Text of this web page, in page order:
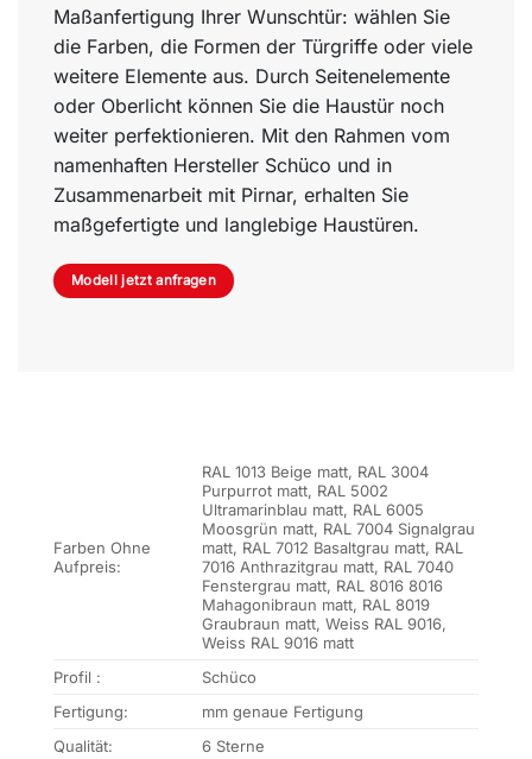
Maßanfertigung Ihrer Wunschtür: wählen Sie
die Farben, die Formen der Türgriffe oder viele
weitere Elemente aus. Durch Seitenelemente
oder Oberlicht können Sie die Haustür noch
weiter perfektionieren. Mit den Rahmen vom
namenhaften Hersteller Schüco und in
Zusammenarbeit mit Pirnar, erhalten Sie
maßgefertigte und langlebige Haustüren.
Modell jetzt anfragen
Farben Ohne
Aufpreis:
RAL 1013 Beige matt, RAL 3004
Purpurrot matt, RAL 5002
Ultramarinblau matt, RAL 6005
Moosgrün matt, RAL 7004 Signalgrau
matt, RAL 7012 Basaltgrau matt, RAL
7016 Anthrazitgrau matt, RAL 7040
Fenstergrau matt, RAL 8016 8016
Mahagonibraun matt, RAL 8019
Graubraun matt, Weiss RAL 9016,
Weiss RAL 9016 matt
Profil :
Schüco
Fertigung:
mm genaue Fertigung
Qualität:
6 Sterne